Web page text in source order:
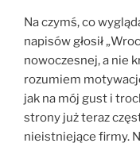
Na czymś, co
napisów głosił
nowoczesnej, a nie
rozumiem
jak na mój gust i
strony już teraz
nieistniejące firmy.